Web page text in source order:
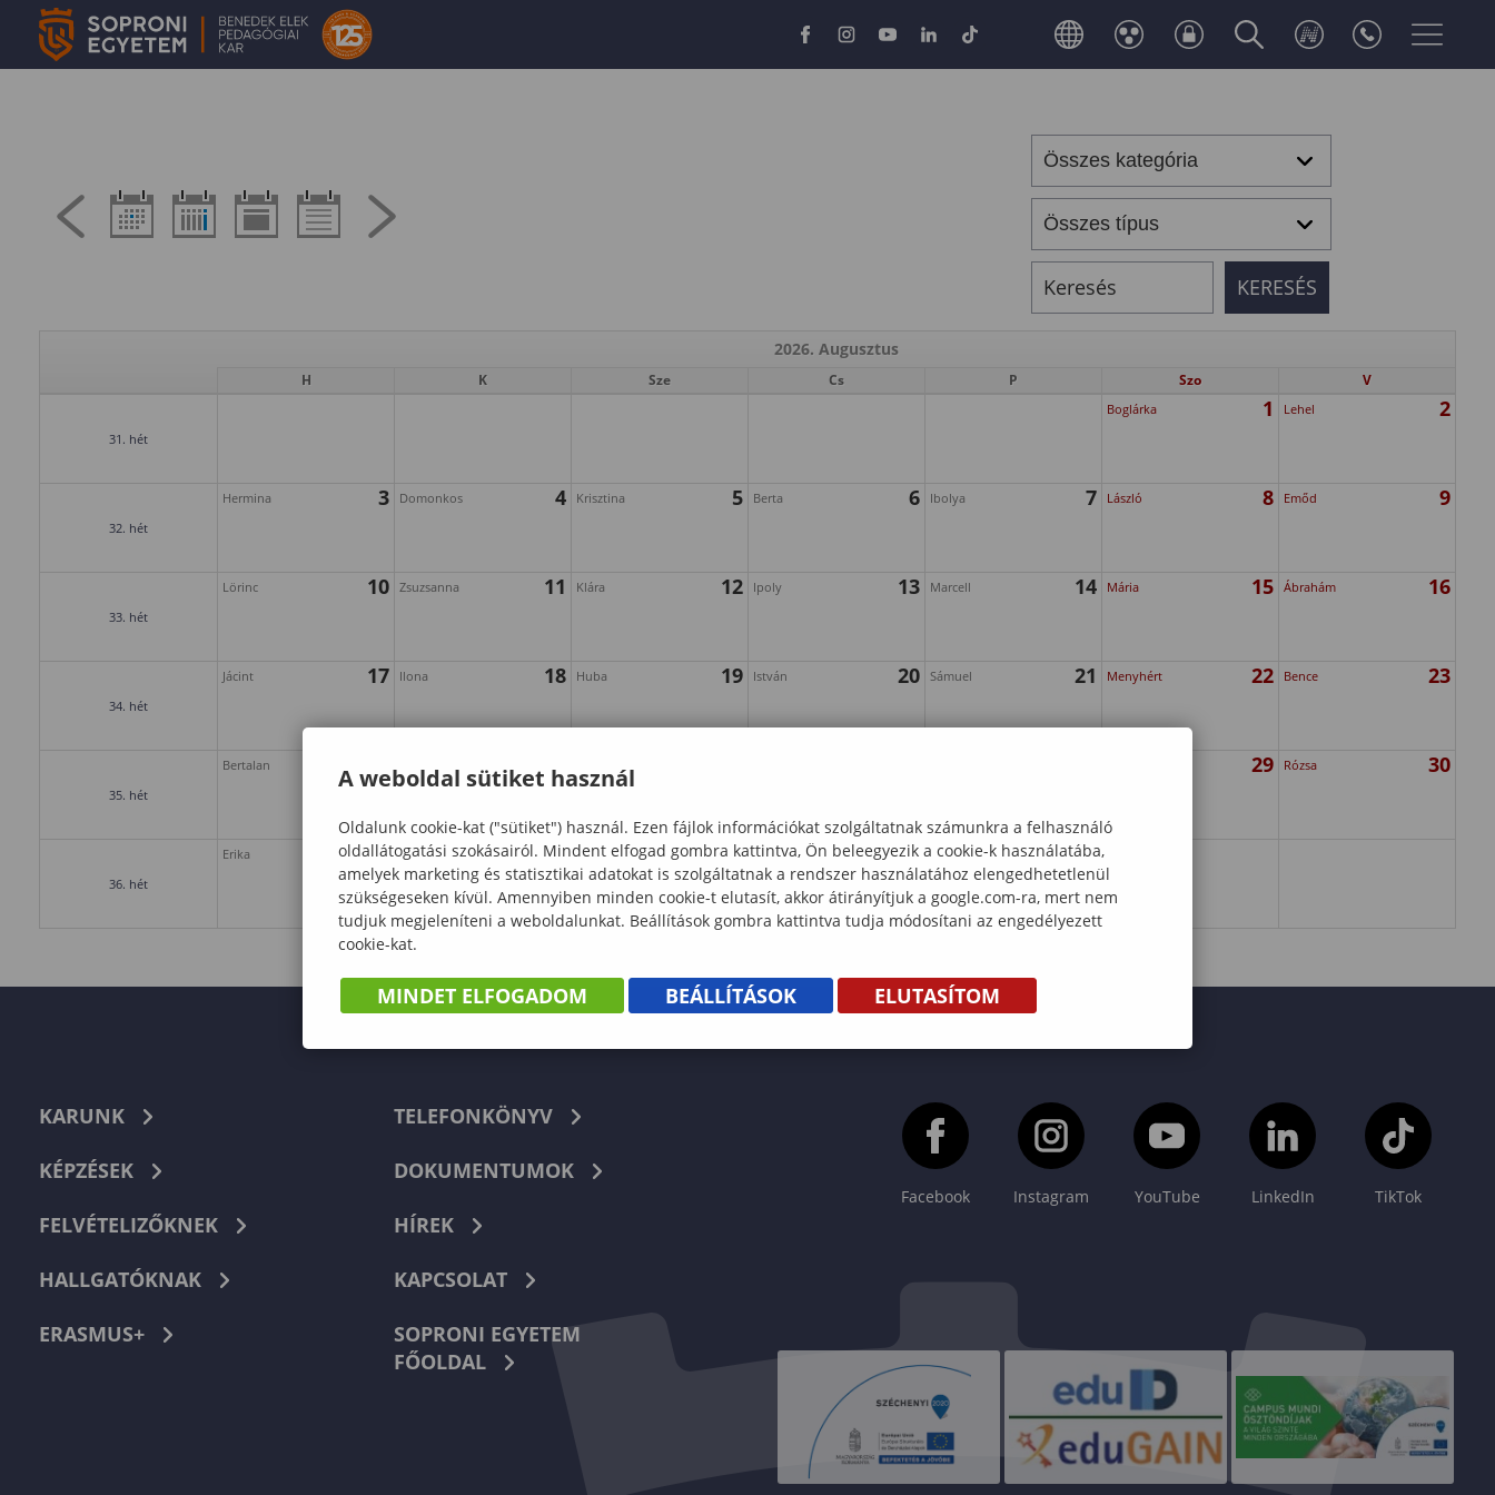
2026. Augusztus
H K Sze Cs P Szo V
31. hét
Boglárka 1 Lehel 2
32. hét
Hermina 3 Domonkos 4 Krisztina 5 Berta 6 Ibolya 7 László 8 Emőd 9
33. hét
Lörinc 10 Zsuzsanna 11 Klára 12 Ipoly 13 Marcell 14 Mária 15 Ábrahám 16
34. hét
Jácint 17 Ilona 18 Huba 19 István 20 Sámuel 21 Menyhért 22 Bence 23
35. hét
Bertalan 25 29 Rózsa 30
36. hét
Erika 31
KARUNK
KÉPZÉSEK
FELVÉTELIZŐKNEK
HALLGATÓKNAK
ERASMUS+
TELEFONKÖNYV
DOKUMENTUMOK
HÍREK
KAPCSOLAT
SOPRONI EGYETEM
FŐOLDAL
Facebook Instagram YouTube LinkedIn TikTok
A weboldal sütiket használ
Oldalunk cookie-kat ("sütiket") használ. Ezen fájlok információkat szolgáltatnak számunkra a felhasználó
oldallátogatási szokásairól. Mindent elfogad gombra kattintva, Ön beleegyezik a cookie-k használatába,
amelyek marketing és statisztikai adatokat is szolgáltatnak a rendszer használatához elengedhetetlenül
szükségeseken kívül. Amennyiben minden cookie-t elutasít, akkor átirányítjuk a google.com-ra, mert nem
tudjuk megjeleníteni a weboldalunkat. Beállítások gombra kattintva tudja módosítani az engedélyezett
cookie-kat.
MINDET ELFOGADOM BEÁLLÍTÁSOK ELUTASÍTOM